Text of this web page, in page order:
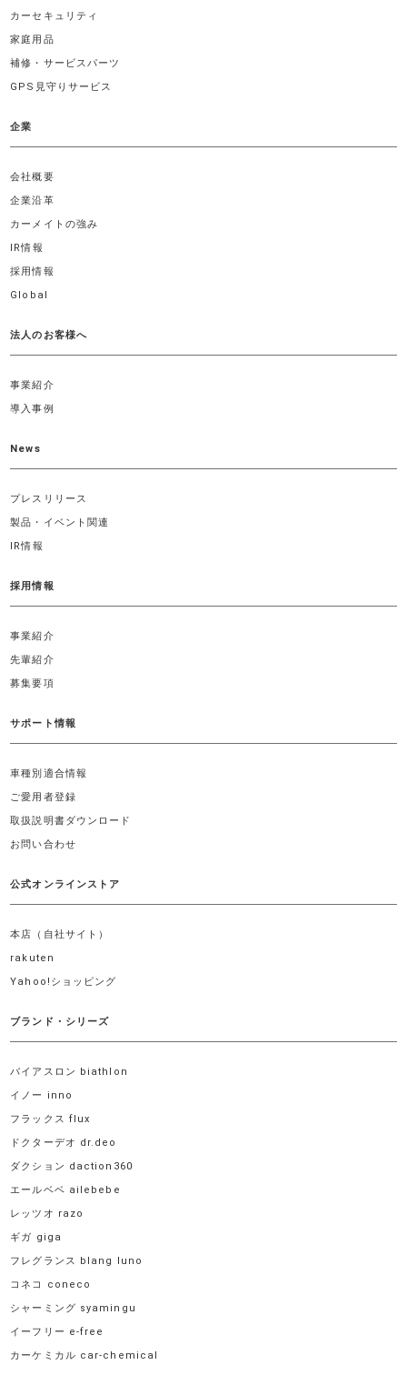
カーセキュリティ
家庭用品
補修・サービスパーツ
GPS見守りサービス
企業
会社概要
企業沿革
カーメイトの強み
IR情報
採用情報
Global
法人のお客様へ
事業紹介
導入事例
News
プレスリリース
製品・イベント関連
IR情報
採用情報
事業紹介
先輩紹介
募集要項
サポート情報
車種別適合情報
ご愛用者登録
取扱説明書ダウンロード
お問い合わせ
公式オンラインストア
本店（自社サイト）
rakuten
Yahoo!ショッピング
ブランド・シリーズ
バイアスロン biathlon
イノー inno
フラックス flux
ドクターデオ dr.deo
ダクション daction360
エールベベ ailebebe
レッツオ razo
ギガ giga
フレグランス blang luno
コネコ coneco
シャーミング syamingu
イーフリー e-free
カーケミカル car-chemical